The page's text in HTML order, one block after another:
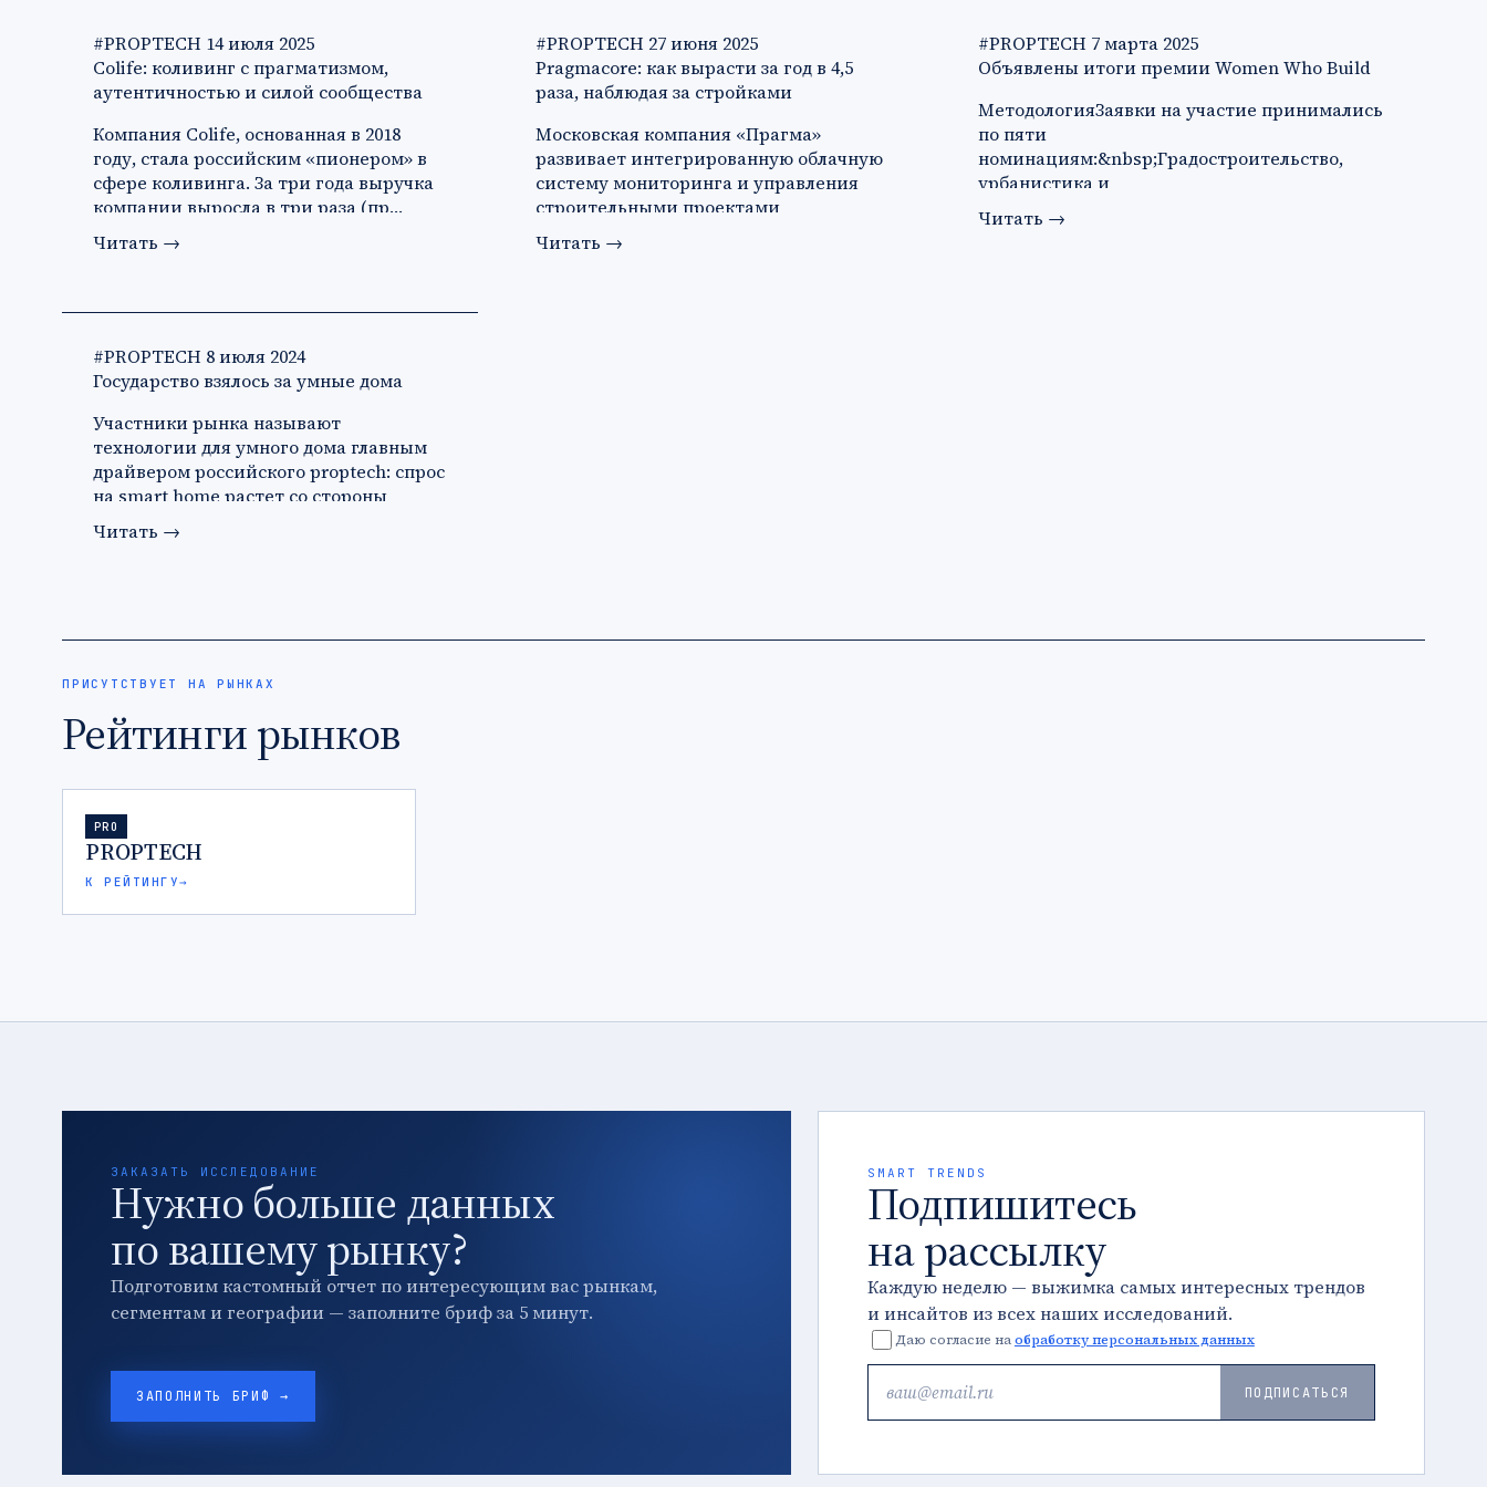
#PROPTECH 14 июля 2025
Colife: коливинг с прагматизмом,
аутентичностью и силой сообщества
Компания Colife, основанная в 2018
году, стала российским «пионером» в
сфере коливинга. За три года выручка
компании выросла в три раза (пр…
Читать →
#PROPTECH 27 июня 2025
Pragmacore: как вырасти за год в 4,5
раза, наблюдая за стройками
Московская компания «Прагма»
развивает интегрированную облачную
систему мониторинга и управления
строительными проектами
Pragmacore. В 2023…
Читать →
#PROPTECH 7 марта 2025
Объявлены итоги премии Women Who Build
МетодологияЗаявки на участие принимались
по пяти
номинациям:&nbsp;Градостроительство,
урбанистика и
архитектура&nbsp;Технологии&nbsp;Продук…
Читать →
#PROPTECH 8 июля 2024
Государство взялось за умные дома
Участники рынка называют
технологии для умного дома главным
драйвером российского proptech: спрос
на smart home растет со стороны
застройщи…
Читать →
ПРИСУТСТВУЕТ НА РЫНКАХ
Рейтинги рынков
PRO
PROPTECH
К РЕЙТИНГУ→
ЗАКАЗАТЬ ИССЛЕДОВАНИЕ
Нужно больше данных
по вашему рынку?
Подготовим кастомный отчет по интересующим вас рынкам,
сегментам и географии — заполните бриф за 5 минут.
ЗАПОЛНИТЬ БРИФ →
SMART TRENDS
Подпишитесь
на рассылку
Каждую неделю — выжимка самых интересных трендов
и инсайтов из всех наших исследований.
Даю согласие наобработку персональных данных
ПОДПИСАТЬСЯ